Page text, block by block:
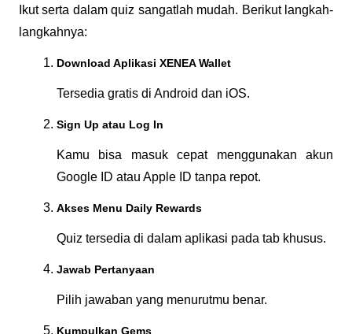
Ikut serta dalam quiz sangatlah mudah. Berikut langkah-
langkahnya:
Download Aplikasi XENEA Wallet
Tersedia gratis di Android dan iOS.
Sign Up atau Log In
Kamu bisa masuk cepat menggunakan akun
Google ID atau Apple ID tanpa repot.
Akses Menu Daily Rewards
Quiz tersedia di dalam aplikasi pada tab khusus.
Jawab Pertanyaan
Pilih jawaban yang menurutmu benar.
Kumpulkan Gems